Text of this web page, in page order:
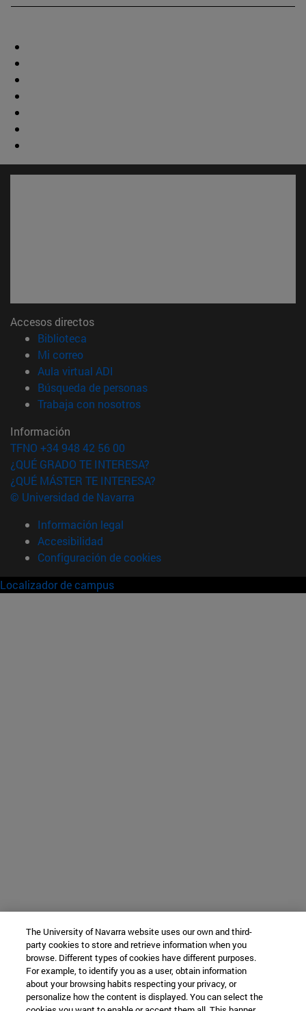
Accesos directos
Biblioteca
Mi correo(abre en nueva ventana)
Aula virtual ADI
Búsqueda de personas(abre en nueva ventana)
Trabaja con nosotros(abre en nueva ventana)
Información
TFNO +34 948 42 56 00
¿QUÉ GRADO TE INTERESA?
¿QUÉ MÁSTER TE INTERESA?
© Universidad de Navarra
Información legal
Accesibilidad
Configuración de cookies
Localizador de campus
The University of Navarra website uses our own and third-
party cookies to store and retrieve information when you
browse. Different types of cookies have different purposes.
For example, to identify you as a user, obtain information
about your browsing habits respecting your privacy, or
personalize how the content is displayed. You can select the